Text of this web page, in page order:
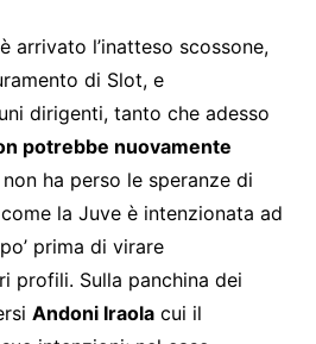
arrivato l’inatteso scossone,
di Slot, e
dirigenti, tanto che adesso
potrebbe nuovamente
ha perso le speranze di
la Juve è intenzionata ad
prima di virare
profili. Sulla panchina dei
Andoni Iraolacui il